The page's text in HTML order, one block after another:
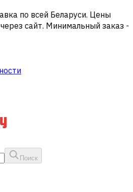
по всей Беларуси. Цены
сайт. Минимальный заказ -
Поиск